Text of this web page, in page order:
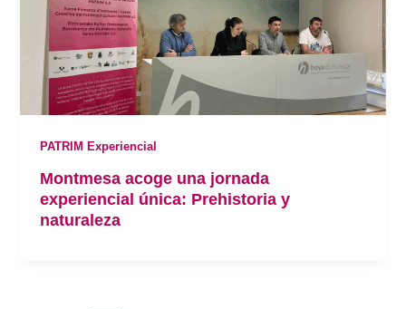
PATRIM Experiencial
Montmesa acoge una jornada
experiencial única: Prehistoria y
naturaleza